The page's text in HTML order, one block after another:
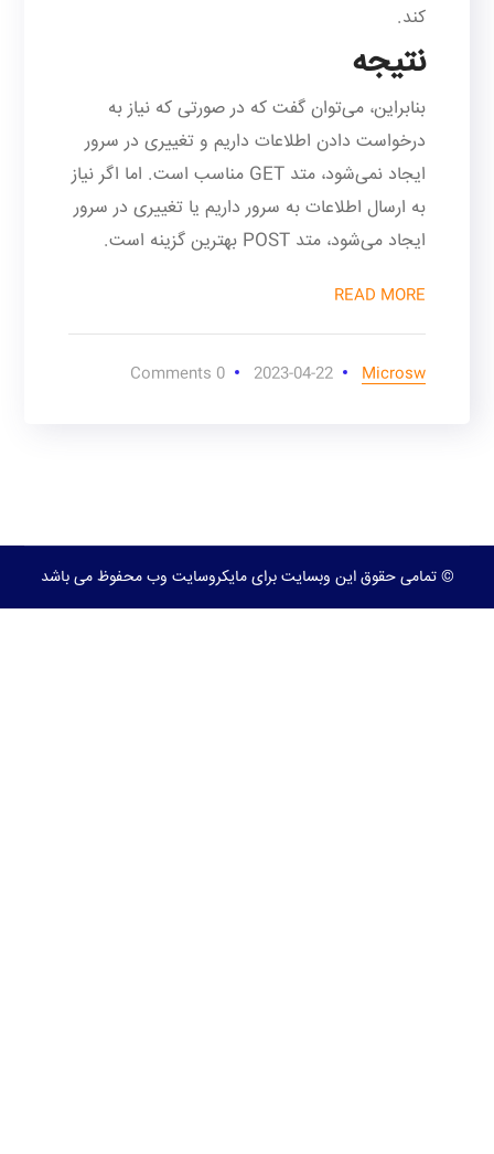
کند.
نتیجه
بنابراین، می‌توان گفت که در صورتی که نیاز به
درخواست دادن اطلاعات داریم و تغییری در سرور
ایجاد نمی‌شود، متد GET مناسب است. اما اگر نیاز
به ارسال اطلاعات به سرور داریم یا تغییری در سرور
ایجاد می‌شود، متد POST بهترین گزینه است.
READ MORE
Microsw
2023-04-22
0 Comments
© تمامی حقوق این وبسایت برای مایکروسایت وب محفوظ می باشد